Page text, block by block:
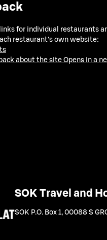
for individual restaurants
restaurant's own website:
about the site Opens in a
SOK Travel and
SOK P.O. Box 1, 00088 S